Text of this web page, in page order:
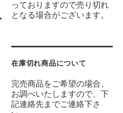
っておりますので売り切れ
となる場合がございます。
在庫切れ商品について
完売商品をご希望の場合、
お調べいたしますので、下
記連絡先までご連絡下さ